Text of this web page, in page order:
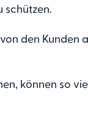
den Kunden
können so